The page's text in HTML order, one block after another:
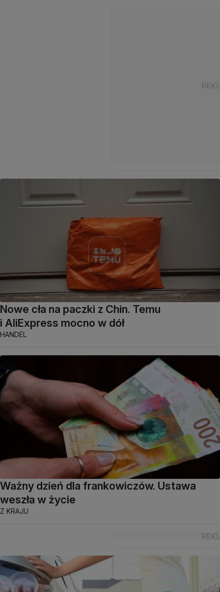
Nowe cła na paczki z Chin. Temu
i AliExpress mocno w dół
HANDEL
Ważny dzień dla frankowiczów. Ustawa
weszła w życie
Z KRAJU